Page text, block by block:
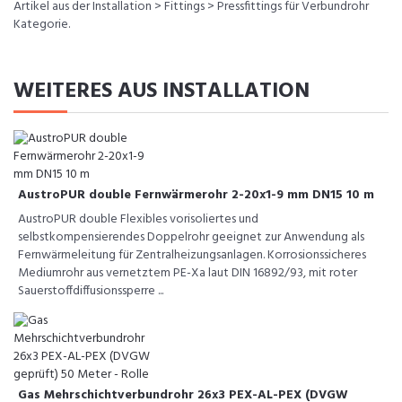
Artikel aus der Installation > Fittings > Pressfittings für Verbundrohr
Kategorie.
WEITERES AUS INSTALLATION
AustroPUR double Fernwärmerohr 2-20x1-9 mm DN15 10 m
AustroPUR double Flexibles vorisoliertes und
selbstkompensierendes Doppelrohr geeignet zur Anwendung als
Fernwärmeleitung für Zentralheizungsanlagen. Korrosionssicheres
Mediumrohr aus vernetztem PE-Xa laut DIN 16892/93, mit roter
Sauerstoffdiffusionssperre ...
Gas Mehrschichtverbundrohr 26x3 PEX-AL-PEX (DVGW